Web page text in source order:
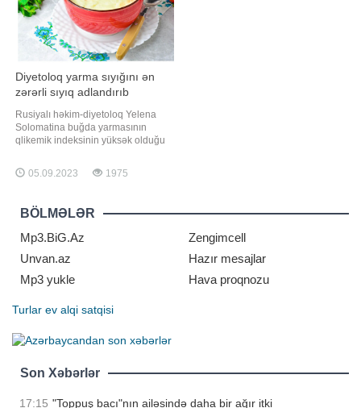
Diyetoloq yarma sıyığını ən
zərərli sıyıq adlandırıb
Rusiyalı həkim-diyetoloq Yelena
Solomatina buğda yarmasının
qlikemik indeksinin yüksək olduğu
Solomatinanın sözlərinə görə,
yarma sıyığının qlikemik indeksinin
həmçinin yüksək kalori dəyərinə
malikdir. Üstəlik, onun tərkibində
digər dənl
05.09.2023 1975
BÖLMƏLƏR
Mp3.BiG.Az
Zengimcell
Unvan.az
Hazır mesajlar
Mp3 yukle
Hava proqnozu
Turlar ev alqi satqisi
Son Xəbərlər
17:15 "Toppuş bacı"nın ailəsində daha bir ağır itki